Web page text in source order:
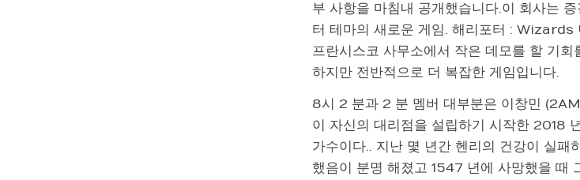
부 사항을 마침내 공개했습니다.이 회사는
터 테마의 새로운 게임. 해리포터 :
프란시스코 사무소에서 작은 데모를 할 기
하지만 전반적으로 더 복잡한 게임입니다.
8시 2 분과 2 분 멤버 대부분은 이창민
이 자신의 대리점을 설립하기 시작한 2018
가수이다.. 지난 몇 년간 헨리의 건강이 실패
했음이 분명 해졌고 1547 년에 사망했을 때